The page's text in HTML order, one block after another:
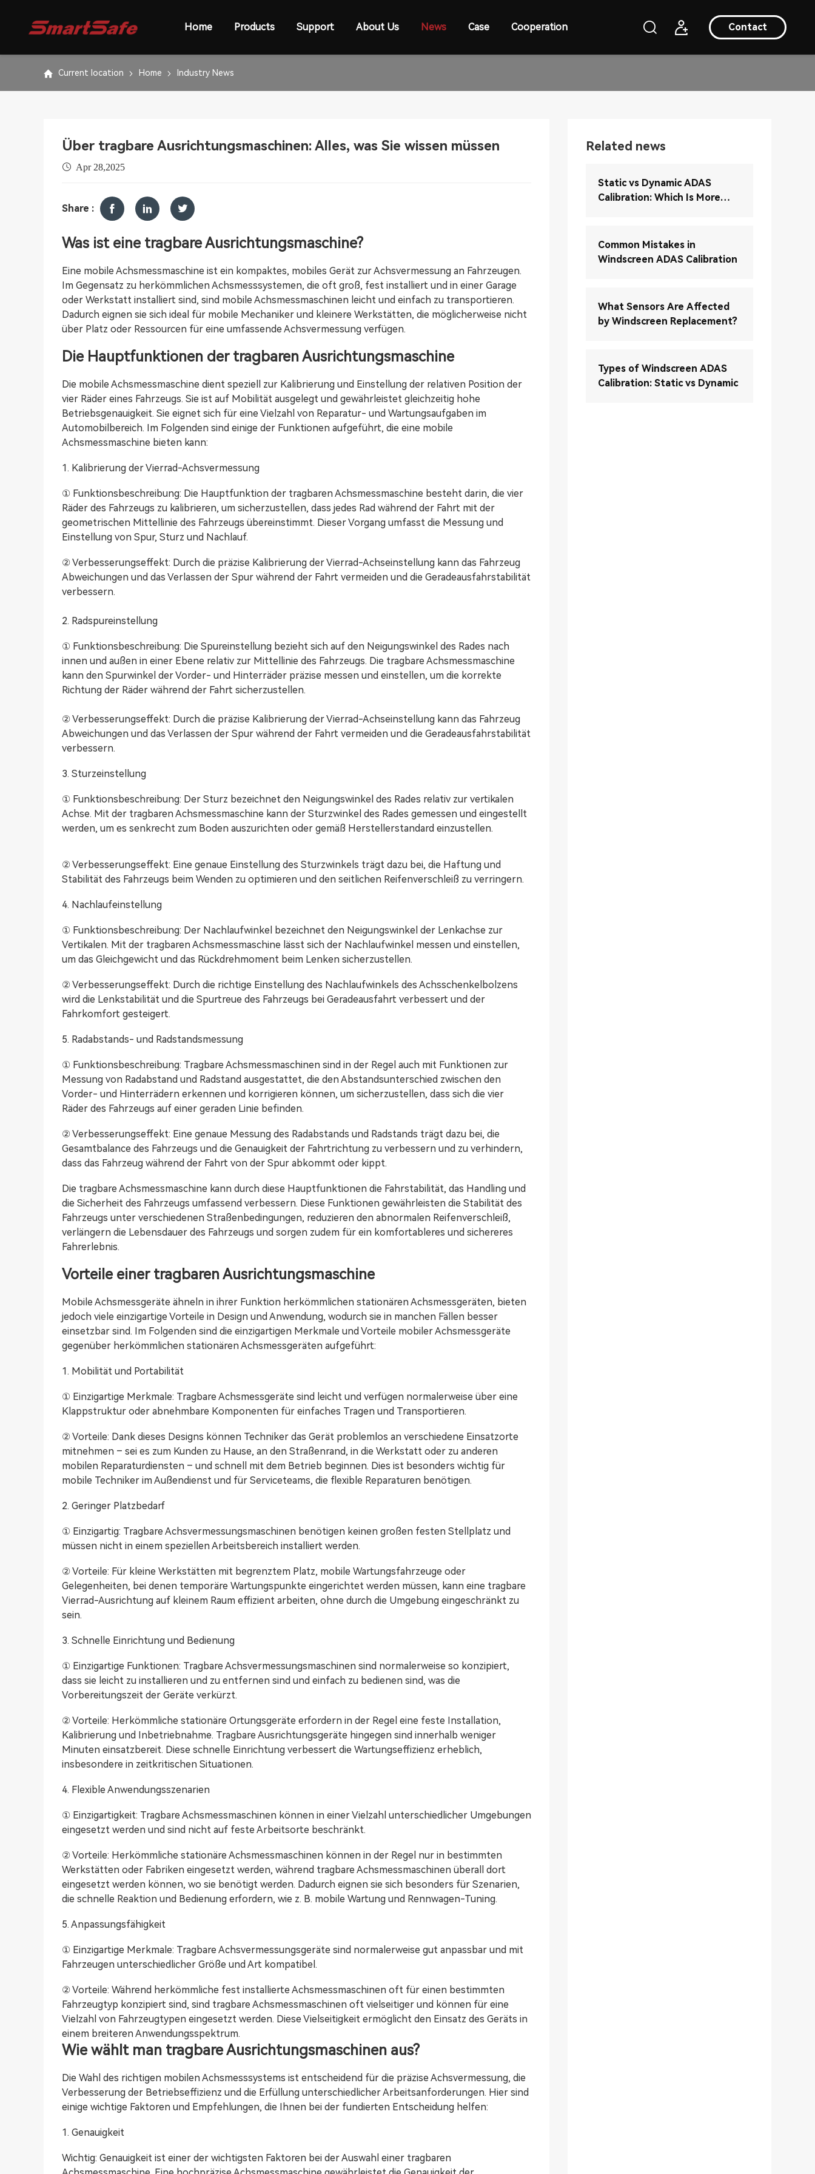
Contact
Home Products Support About Us News Case Cooperation
Current location Home Industry News
Über tragbare Ausrichtungsmaschinen: Alles, was Sie wissen müssen
Apr 28,2025
Share :
Was ist eine tragbare Ausrichtungsmaschine?
Eine mobile Achsmessmaschine ist ein kompaktes, mobiles Gerät zur Achsvermessung an Fahrzeugen.
Im Gegensatz zu herkömmlichen Achsmesssystemen, die oft groß, fest installiert und in einer Garage
oder Werkstatt installiert sind, sind mobile Achsmessmaschinen leicht und einfach zu transportieren.
Dadurch eignen sie sich ideal für mobile Mechaniker und kleinere Werkstätten, die möglicherweise nicht
über Platz oder Ressourcen für eine umfassende Achsvermessung verfügen.
Die Hauptfunktionen der tragbaren Ausrichtungsmaschine
Die mobile Achsmessmaschine dient speziell zur Kalibrierung und Einstellung der relativen Position der
vier Räder eines Fahrzeugs. Sie ist auf Mobilität ausgelegt und gewährleistet gleichzeitig hohe
Betriebsgenauigkeit. Sie eignet sich für eine Vielzahl von Reparatur- und Wartungsaufgaben im
Automobilbereich. Im Folgenden sind einige der Funktionen aufgeführt, die eine mobile
Achsmessmaschine bieten kann:
1. Kalibrierung der Vierrad-Achsvermessung
① Funktionsbeschreibung: Die Hauptfunktion der tragbaren Achsmessmaschine besteht darin, die vier
Räder des Fahrzeugs zu kalibrieren, um sicherzustellen, dass jedes Rad während der Fahrt mit der
geometrischen Mittellinie des Fahrzeugs übereinstimmt. Dieser Vorgang umfasst die Messung und
Einstellung von Spur, Sturz und Nachlauf.
② Verbesserungseffekt: Durch die präzise Kalibrierung der Vierrad-Achseinstellung kann das Fahrzeug
Abweichungen und das Verlassen der Spur während der Fahrt vermeiden und die Geradeausfahrstabilität
verbessern.
2. Radspureinstellung
① Funktionsbeschreibung: Die Spureinstellung bezieht sich auf den Neigungswinkel des Rades nach
innen und außen in einer Ebene relativ zur Mittellinie des Fahrzeugs. Die tragbare Achsmessmaschine
kann den Spurwinkel der Vorder- und Hinterräder präzise messen und einstellen, um die korrekte
Richtung der Räder während der Fahrt sicherzustellen.
② Verbesserungseffekt: Durch die präzise Kalibrierung der Vierrad-Achseinstellung kann das Fahrzeug
Abweichungen und das Verlassen der Spur während der Fahrt vermeiden und die Geradeausfahrstabilität
verbessern.
3. Sturzeinstellung
① Funktionsbeschreibung: Der Sturz bezeichnet den Neigungswinkel des Rades relativ zur vertikalen
Achse. Mit der tragbaren Achsmessmaschine kann der Sturzwinkel des Rades gemessen und eingestellt
werden, um es senkrecht zum Boden auszurichten oder gemäß Herstellerstandard einzustellen.
② Verbesserungseffekt: Eine genaue Einstellung des Sturzwinkels trägt dazu bei, die Haftung und
Stabilität des Fahrzeugs beim Wenden zu optimieren und den seitlichen Reifenverschleiß zu verringern.
4. Nachlaufeinstellung
① Funktionsbeschreibung: Der Nachlaufwinkel bezeichnet den Neigungswinkel der Lenkachse zur
Vertikalen. Mit der tragbaren Achsmessmaschine lässt sich der Nachlaufwinkel messen und einstellen,
um das Gleichgewicht und das Rückdrehmoment beim Lenken sicherzustellen.
② Verbesserungseffekt: Durch die richtige Einstellung des Nachlaufwinkels des Achsschenkelbolzens
wird die Lenkstabilität und die Spurtreue des Fahrzeugs bei Geradeausfahrt verbessert und der
Fahrkomfort gesteigert.
5. Radabstands- und Radstandsmessung
① Funktionsbeschreibung: Tragbare Achsmessmaschinen sind in der Regel auch mit Funktionen zur
Messung von Radabstand und Radstand ausgestattet, die den Abstandsunterschied zwischen den
Vorder- und Hinterrädern erkennen und korrigieren können, um sicherzustellen, dass sich die vier
Räder des Fahrzeugs auf einer geraden Linie befinden.
② Verbesserungseffekt: Eine genaue Messung des Radabstands und Radstands trägt dazu bei, die
Gesamtbalance des Fahrzeugs und die Genauigkeit der Fahrtrichtung zu verbessern und zu verhindern,
dass das Fahrzeug während der Fahrt von der Spur abkommt oder kippt.
Die tragbare Achsmessmaschine kann durch diese Hauptfunktionen die Fahrstabilität, das Handling und
die Sicherheit des Fahrzeugs umfassend verbessern. Diese Funktionen gewährleisten die Stabilität des
Fahrzeugs unter verschiedenen Straßenbedingungen, reduzieren den abnormalen Reifenverschleiß,
verlängern die Lebensdauer des Fahrzeugs und sorgen zudem für ein komfortableres und sichereres
Fahrerlebnis.
Vorteile einer tragbaren Ausrichtungsmaschine
Mobile Achsmessgeräte ähneln in ihrer Funktion herkömmlichen stationären Achsmessgeräten, bieten
jedoch viele einzigartige Vorteile in Design und Anwendung, wodurch sie in manchen Fällen besser
einsetzbar sind. Im Folgenden sind die einzigartigen Merkmale und Vorteile mobiler Achsmessgeräte
gegenüber herkömmlichen stationären Achsmessgeräten aufgeführt:
1. Mobilität und Portabilität
① Einzigartige Merkmale: Tragbare Achsmessgeräte sind leicht und verfügen normalerweise über eine
Klappstruktur oder abnehmbare Komponenten für einfaches Tragen und Transportieren.
② Vorteile: Dank dieses Designs können Techniker das Gerät problemlos an verschiedene Einsatzorte
mitnehmen – sei es zum Kunden zu Hause, an den Straßenrand, in die Werkstatt oder zu anderen
mobilen Reparaturdiensten – und schnell mit dem Betrieb beginnen. Dies ist besonders wichtig für
mobile Techniker im Außendienst und für Serviceteams, die flexible Reparaturen benötigen.
2. Geringer Platzbedarf
① Einzigartig: Tragbare Achsvermessungsmaschinen benötigen keinen großen festen Stellplatz und
müssen nicht in einem speziellen Arbeitsbereich installiert werden.
② Vorteile: Für kleine Werkstätten mit begrenztem Platz, mobile Wartungsfahrzeuge oder
Gelegenheiten, bei denen temporäre Wartungspunkte eingerichtet werden müssen, kann eine tragbare
Vierrad-Ausrichtung auf kleinem Raum effizient arbeiten, ohne durch die Umgebung eingeschränkt zu
sein.
3. Schnelle Einrichtung und Bedienung
① Einzigartige Funktionen: Tragbare Achsvermessungsmaschinen sind normalerweise so konzipiert,
dass sie leicht zu installieren und zu entfernen sind und einfach zu bedienen sind, was die
Vorbereitungszeit der Geräte verkürzt.
② Vorteile: Herkömmliche stationäre Ortungsgeräte erfordern in der Regel eine feste Installation,
Kalibrierung und Inbetriebnahme. Tragbare Ausrichtungsgeräte hingegen sind innerhalb weniger
Minuten einsatzbereit. Diese schnelle Einrichtung verbessert die Wartungseffizienz erheblich,
insbesondere in zeitkritischen Situationen.
4. Flexible Anwendungsszenarien
① Einzigartigkeit: Tragbare Achsmessmaschinen können in einer Vielzahl unterschiedlicher Umgebungen
eingesetzt werden und sind nicht auf feste Arbeitsorte beschränkt.
② Vorteile: Herkömmliche stationäre Achsmessmaschinen können in der Regel nur in bestimmten
Werkstätten oder Fabriken eingesetzt werden, während tragbare Achsmessmaschinen überall dort
eingesetzt werden können, wo sie benötigt werden. Dadurch eignen sie sich besonders für Szenarien,
die schnelle Reaktion und Bedienung erfordern, wie z. B. mobile Wartung und Rennwagen-Tuning.
5. Anpassungsfähigkeit
① Einzigartige Merkmale: Tragbare Achsvermessungsgeräte sind normalerweise gut anpassbar und mit
Fahrzeugen unterschiedlicher Größe und Art kompatibel.
② Vorteile: Während herkömmliche fest installierte Achsmessmaschinen oft für einen bestimmten
Fahrzeugtyp konzipiert sind, sind tragbare Achsmessmaschinen oft vielseitiger und können für eine
Vielzahl von Fahrzeugtypen eingesetzt werden. Diese Vielseitigkeit ermöglicht den Einsatz des Geräts in
einem breiteren Anwendungsspektrum.
Wie wählt man tragbare Ausrichtungsmaschinen aus?
Die Wahl des richtigen mobilen Achsmesssystems ist entscheidend für die präzise Achsvermessung, die
Verbesserung der Betriebseffizienz und die Erfüllung unterschiedlicher Arbeitsanforderungen. Hier sind
einige wichtige Faktoren und Empfehlungen, die Ihnen bei der fundierten Entscheidung helfen:
1. Genauigkeit
Wichtig: Genauigkeit ist einer der wichtigsten Faktoren bei der Auswahl einer tragbaren
Related news
Static vs Dynamic ADAS
Calibration: Which Is More
Common Mistakes in
Windscreen ADAS Calibration
What Sensors Are Affected
by Windscreen Replacement?
Types of Windscreen ADAS
Calibration: Static vs Dynamic